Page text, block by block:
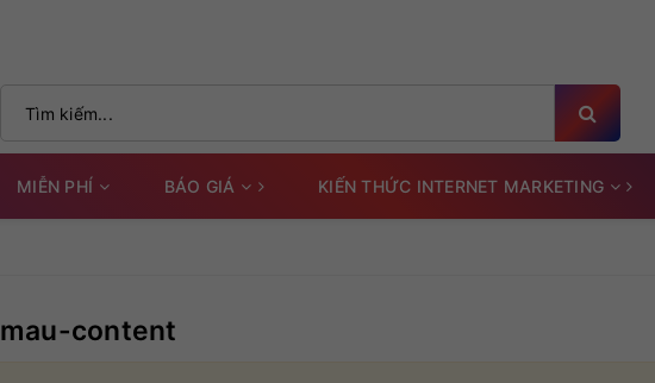
MIỄN PHÍ BÁO GIÁ KIẾN THỨC INTERNET MARKETING
mau-content